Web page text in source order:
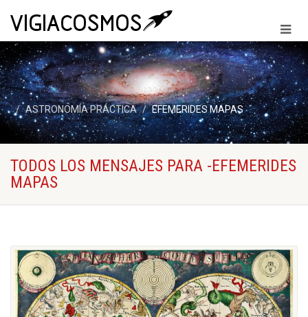
ASTRONOMÍA PRÁCTICA EFEMERIDES MAPAS
TODOS LOS MENSAJES PARA -EFEMERIDES
MAPAS